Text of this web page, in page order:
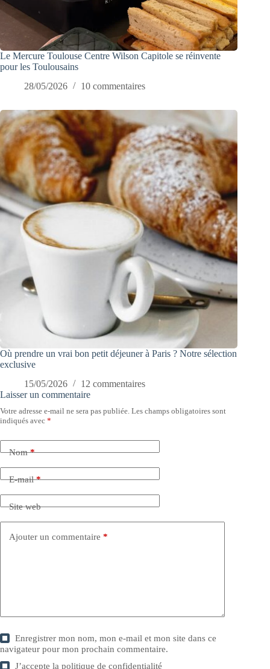
Le Mercure Toulouse Centre Wilson Capitole se réinvente
pour les Toulousains
28/05/2026
10 commentaires
Où prendre un vrai bon petit déjeuner à Paris ? Notre sélection
exclusive
15/05/2026
12 commentaires
Laisser un commentaire
Votre adresse e-mail ne sera pas publiée. Les champs obligatoires sont
indiqués avec *
Nom*
E-mail*
Site web
Ajouter un commentaire *
Enregistrer mon nom, mon e-mail et mon site dans ce
navigateur pour mon prochain commentaire.
J’accepte lapolitique de confidentialité